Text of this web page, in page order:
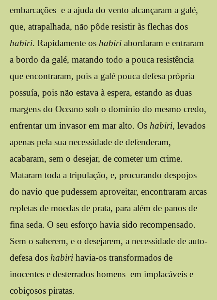
embarcações e a ajuda do vento alcançaram a galé,
que, atrapalhada, não pôde resistir às flechas dos
habiri. Rapidamente os habiri abordaram e entraram
a bordo da galé, matando todo a pouca resistência
que encontraram, pois a galé pouca defesa própria
possuía, pois não estava à espera, estando as duas
margens do Oceano sob o domínio do mesmo credo,
enfrentar um invasor em mar alto. Os habiri, levados
apenas pela sua necessidade de defenderam,
acabaram, sem o desejar, de cometer um crime.
Mataram toda a tripulação, e, procurando despojos
do navio que pudessem aproveitar, encontraram arcas
repletas de moedas de prata, para além de panos de
fina seda. O seu esforço havia sido recompensado.
Sem o saberem, e o desejarem, a necessidade de auto-
defesa dos habiri havia-os transformados de
inocentes e desterrados homens em implacáveis e
cobiçosos piratas.